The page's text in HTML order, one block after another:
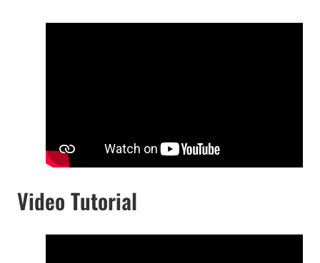
Video Tutorial